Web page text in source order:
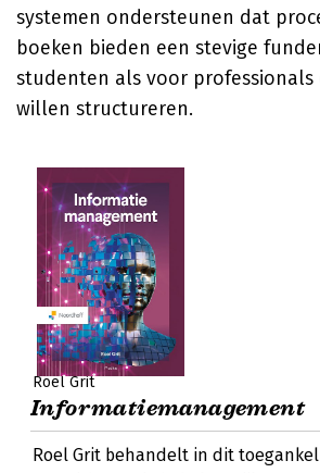
systemen ondersteunen dat
boeken bieden een stevige
studenten als voor professionals
willen structureren.
Roel Grit
Informatiemanagement
Roel Grit behandelt in dit